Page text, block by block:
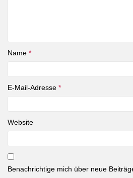
Name *
E-Mail-Adresse *
Website
Benachrichtige mich über neue